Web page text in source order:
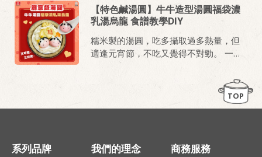
滿滿一整天！
【特色鹹湯圓】牛牛造型湯圓福袋濃
乳湯烏龍 食譜教學DIY
糯米製的湯圓，吃多攝取過多熱量，但
適逢元宵節，不吃又覺得不對勁。 一改
以往習慣，選擇鹹口味的桂冠鮮肉湯
圓，搭配桂冠天皇濃乳鍋的湯頭與烏龍
麵，就是一份好吃的主食唷！ 可愛的牛
牛造型，讓你牛轉乾坤，運勢旺旺旺！
TOP
系列品牌 我們的理念 商務服務